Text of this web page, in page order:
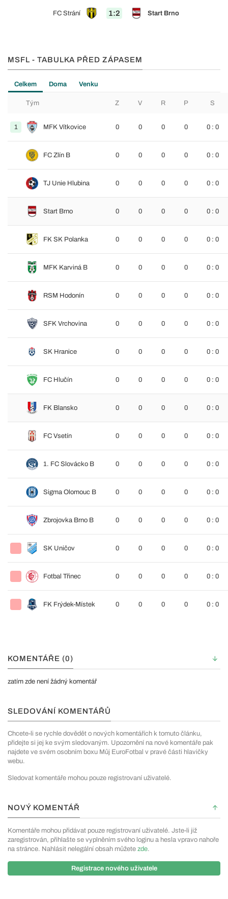
FC Strání 1:2 Start Brno
MSFL - TABULKA PŘED ZÁPASEM
Celkem Doma Venku
Tým Z V R P S
1 MFK Vítkovice 0 0 0 0 0 : 0
FC Zlín B 0 0 0 0 0 : 0
TJ Unie Hlubina 0 0 0 0 0 : 0
Start Brno 0 0 0 0 0 : 0
FK SK Polanka 0 0 0 0 0 : 0
MFK Karviná B 0 0 0 0 0 : 0
RSM Hodonín 0 0 0 0 0 : 0
SFK Vrchovina 0 0 0 0 0 : 0
SK Hranice 0 0 0 0 0 : 0
FC Hlučín 0 0 0 0 0 : 0
FK Blansko 0 0 0 0 0 : 0
FC Vsetín 0 0 0 0 0 : 0
1. FC Slovácko B 0 0 0 0 0 : 0
Sigma Olomouc B 0 0 0 0 0 : 0
Zbrojovka Brno B 0 0 0 0 0 : 0
SK Uničov 0 0 0 0 0 : 0
Fotbal Třinec 0 0 0 0 0 : 0
FK Frýdek-Místek 0 0 0 0 0 : 0
KOMENTÁŘE (0)
zatím zde není žádný komentář
SLEDOVÁNÍ KOMENTÁŘŮ
Chcete-li se rychle dovědět o nových komentářích k tomuto článku,
přidejte si jej ke svým sledovaným. Upozornění na nové komentáře pak
najdete ve svém osobním boxu Můj EuroFotbal v pravé části hlavičky
webu.
Sledovat komentáře mohou pouze registrovaní uživatelé.
NOVÝ KOMENTÁŘ
Komentáře mohou přidávat pouze registrovaní uživatelé. Jste-li již
zaregistrován, přihlašte se vyplněním svého loginu a hesla vpravo nahoře
na stránce. Nahlásit nelegální obsah můžete zde.
Registrace nového uživatele